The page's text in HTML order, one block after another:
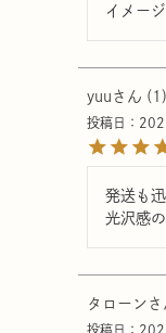
yuu 1
投稿日
発送も
光沢感
タローン
投稿日